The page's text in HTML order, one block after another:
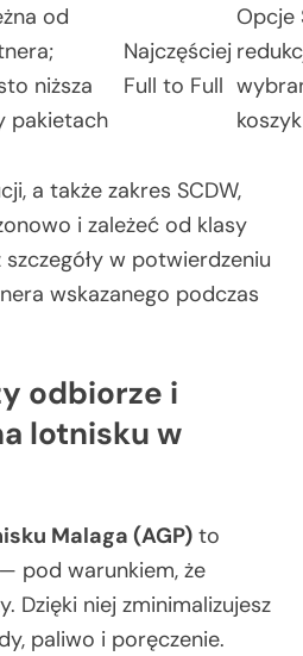
od
niższa
pakietach
Najczęściej
Full to Full
Opcje
a także zakres SCDW,
i zależeć od klasy
w potwierdzeniu
wskazanego podczas
odbiorze i
lotnisku w
Malaga (AGP) to
pod warunkiem, że
Dzięki niej zminimalizujesz
paliwo i poręczenie.